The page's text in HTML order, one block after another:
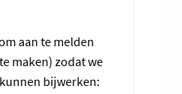
aan te melden
maken) zodat we
bijwerken: